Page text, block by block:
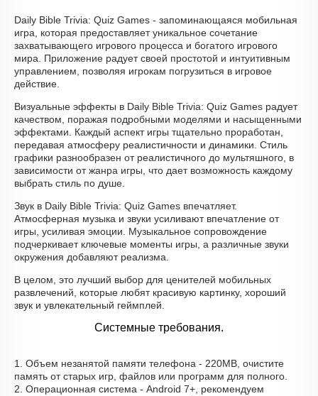
Daily Bible Trivia: Quiz Games - запоминающаяся мобильная
игра, которая предоставляет уникальное сочетание
захватывающего игрового процесса и богатого игрового
мира. Приложение радует своей простотой и интуитивным
управлением, позволяя игрокам погрузиться в игровое
действие.
Визуальные эффекты в Daily Bible Trivia: Quiz Games радует
качеством, поражая подробными моделями и насыщенными
эффектами. Каждый аспект игры тщательно проработан,
передавая атмосферу реалистичности и динамики. Стиль
графики разнообразен от реалистичного до мультяшного, в
зависимости от жанра игры, что дает возможность каждому
выбрать стиль по душе.
Звук в Daily Bible Trivia: Quiz Games впечатляет.
Атмосферная музыка и звуки усиливают впечатление от
игры, усиливая эмоции. Музыкальное сопровождение
подчеркивает ключевые моменты игры, а различные звуки
окружения добавляют реализма.
В целом, это лучший выбор для ценителей мобильных
развлечений, которые любят красивую картинку, хороший
звук и увлекательный геймплей.
Системные требования.
1. Объем незанятой памяти телефона - 220MB, очистите
память от старых игр, файлов или программ для полного.
2. Операционная система - Android 7+, рекомендуем